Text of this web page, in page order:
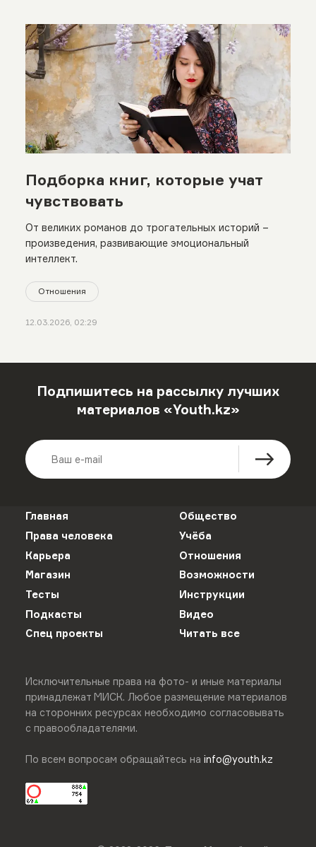
Подборка книг, которые учат
чувствовать
От великих романов до трогательных историй –
произведения, развивающие эмоциональный
интеллект.
Отношения
12.03.2026, 02:29
Подпишитесь на рассылку лучших
материалов «Youth.kz»
Главная
Общество
Права человека
Учёба
Карьера
Отношения
Магазин
Возможности
Тесты
Инструкции
Подкасты
Видео
Спец проекты
Читать все
Исключительные права на фото- и иные материалы
принадлежат МИСК. Любое размещение материалов
на сторонних ресурсах необходимо согласовывать
с правообладателями.
По всем вопросам обращайтесь на info@youth.kz